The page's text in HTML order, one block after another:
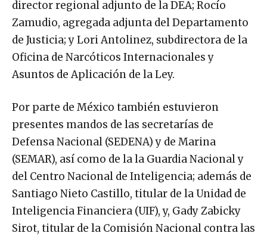
director regional adjunto de la DEA; Rocío
Zamudio, agregada adjunta del Departamento
de Justicia; y Lori Antolinez, subdirectora de la
Oficina de Narcóticos Internacionales y
Asuntos de Aplicación de la Ley.
Por parte de México también estuvieron
presentes mandos de las secretarías de
Defensa Nacional (SEDENA) y de Marina
(SEMAR), así como de la la Guardia Nacional y
del Centro Nacional de Inteligencia; además de
Santiago Nieto Castillo, titular de la Unidad de
Inteligencia Financiera (UIF), y, Gady Zabicky
Sirot, titular de la Comisión Nacional contra las